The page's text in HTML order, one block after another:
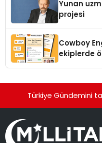
Yunan
projesi
Cowboy
ekiplerde
Türkiye Gündemini